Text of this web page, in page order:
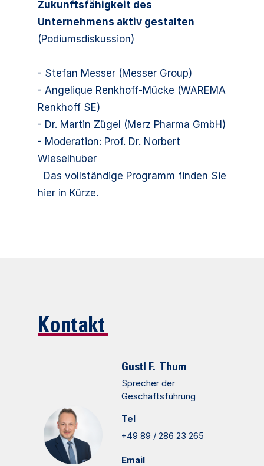
Zukunftsfähigkeit des
Unternehmens aktiv gestalten
(Podiumsdiskussion)
- Stefan Messer (Messer Group)
- Angelique Renkhoff-Mücke (WAREMA
Renkhoff SE)
- Dr. Martin Zügel (Merz Pharma GmbH)
- Moderation: Prof. Dr. Norbert
Wieselhuber
Das vollständige Programm finden Sie
hier in Kürze.
Kontakt
Gustl F. Thum
Sprecher der
Geschäftsführung
Tel
+49 89 / 286 23 265
Email